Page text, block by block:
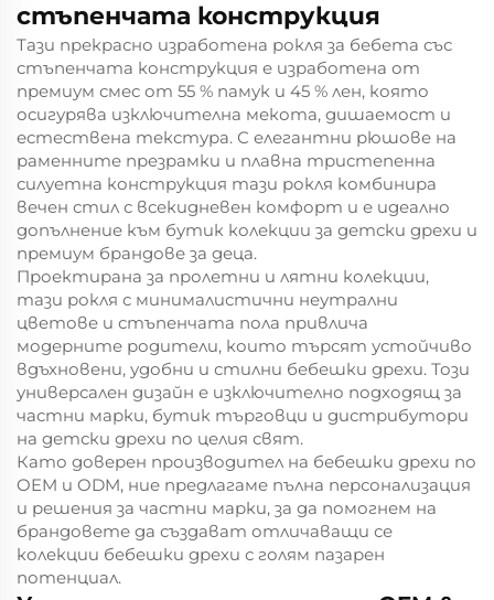
стъпенчата конструкция
Тази прекрасно изработена рокля за бебета със
стъпенчата конструкция е изработена от
премиум смес от 55 % памук и 45 % лен, която
осигурява изключителна мекота, дишаемост и
естествена текстура. С елегантни рюшове на
раменните презрамки и плавна тристепенна
силуетна конструкция тази рокля комбинира
вечен стил с всекидневен комфорт и е идеално
допълнение към бутик колекции за детски дрехи и
премиум брандове за деца.
Проектирана за пролетни и лятни колекции,
тази рокля с минималистични неутрални
цветове и стъпенчата пола привлича
модерните родители, които търсят устойчиво
вдъхновени, удобни и стилни бебешки дрехи. Този
универсален дизайн е изключително подходящ за
частни марки, бутик търговци и дистрибутори
на детски дрехи по целия свят.
Като доверен производител на бебешки дрехи по
OEM и ODM, ние предлагаме пълна персонализация
и решения за частни марки, за да помогнем на
брандовете да създават отличаващи се
колекции бебешки дрехи с голям пазарен
потенциал.